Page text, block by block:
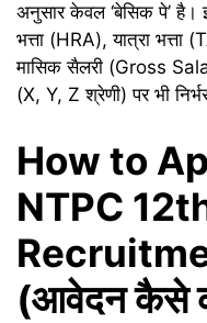
अनुसार केवल ‘बेसिक पे’ है।
भत्ता (HRA), यात्रा
मासिक सैलरी (Gross
(X, Y, Z श्रेणी) पर भी
How to
NTPC
(आवेदन कैसे